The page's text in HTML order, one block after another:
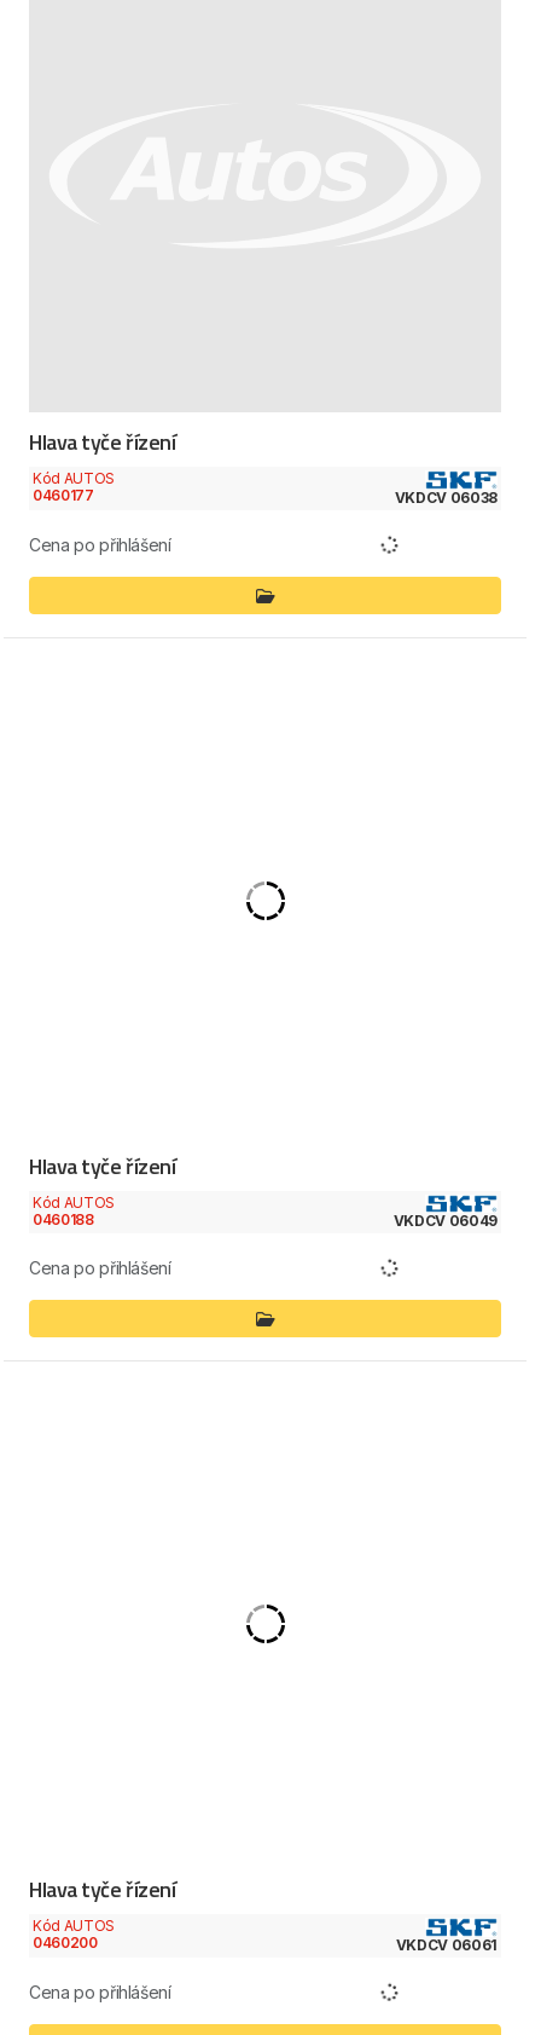
Hlava tyče řízení
Kód AUTOS
0460177
VKDCV 06038
Cena po přihlášení
Hlava tyče řízení
Kód AUTOS
0460188
VKDCV 06049
Cena po přihlášení
Hlava tyče řízení
Kód AUTOS
0460200
VKDCV 06061
Cena po přihlášení